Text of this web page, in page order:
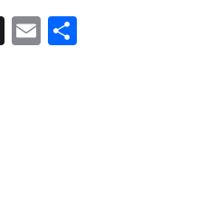
X E
m
Pa
rt